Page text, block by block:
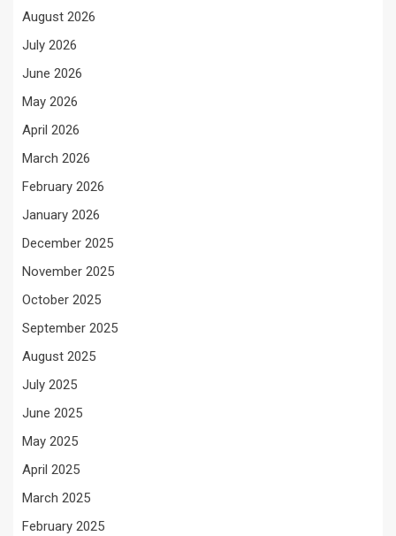
August 2026
July 2026
June 2026
May 2026
April 2026
March 2026
February 2026
January 2026
December 2025
November 2025
October 2025
September 2025
August 2025
July 2025
June 2025
May 2025
April 2025
March 2025
February 2025